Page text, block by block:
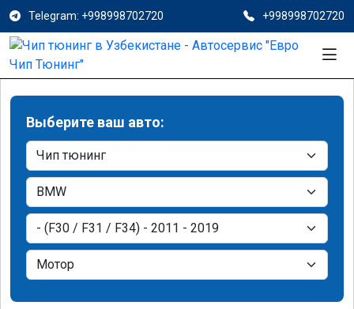
Telegram: +998998702720 +998998702720
Выберите ваш авто: